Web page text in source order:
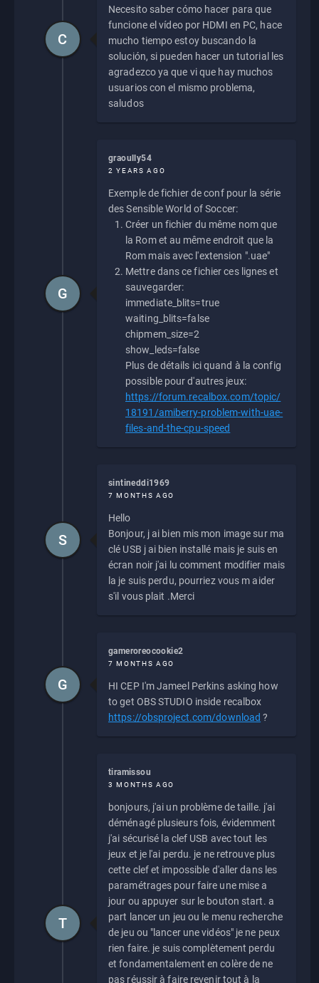
Necesito saber cómo hacer para que
funcione el vídeo por HDMI en PC, hace
mucho tiempo estoy buscando la
solución, si pueden hacer un tutorial les
agradezco ya que vi que hay muchos
usuarios con el mismo problema,
saludos
C
graoully54
2 YEARS AGO
Exemple de fichier de conf pour la série
des Sensible World of Soccer:
Créer un fichier du même nom que
la Rom et au même endroit que la
Rom mais avec l'extension ".uae"
Mettre dans ce fichier ces lignes et
sauvegarder:
immediate_blits=true
waiting_blits=false
chipmem_size=2
show_leds=false
Plus de détails ici quand à la config
possible pour d'autres jeux:
https://forum.recalbox.com/topic/
18191/amiberry-problem-with-uae-
files-and-the-cpu-speed
G
sintineddi1969
7 MONTHS AGO
Hello
Bonjour, j ai bien mis mon image sur ma
clé USB j ai bien installé mais je suis en
écran noir j'ai lu comment modifier mais
la je suis perdu, pourriez vous m aider
s'il vous plait .Merci
S
gameroreocookie2
7 MONTHS AGO
HI CEP I'm Jameel Perkins asking how
to get OBS STUDIO inside recalbox
https://obsproject.com/download ?
G
tiramissou
3 MONTHS AGO
bonjours, j'ai un problème de taille. j'ai
déménagé plusieurs fois, évidemment
j'ai sécurisé la clef USB avec tout les
jeux et je l'ai perdu. je ne retrouve plus
cette clef et impossible d'aller dans les
paramétrages pour faire une mise a
jour ou appuyer sur le bouton start. a
part lancer un jeu ou le menu recherche
de jeu ou "lancer une vidéos" je ne peux
rien faire. je suis complètement perdu
et fondamentalement en colère de ne
pas réussir à faire revenir tout à la
T